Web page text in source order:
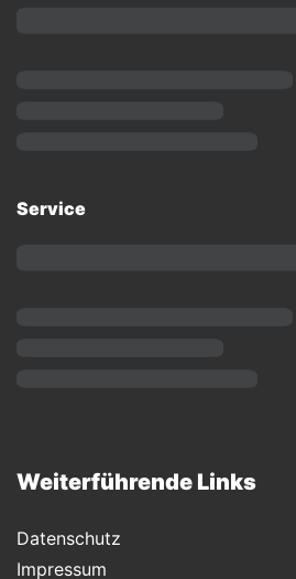
Service
Weiterführende Links
Datenschutz
Impressum